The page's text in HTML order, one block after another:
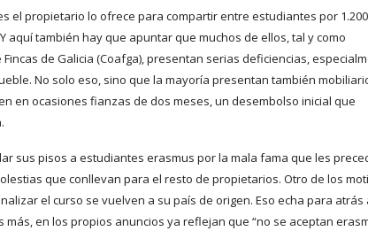
el propietario lo ofrece para compartir entre estudiantes por 1.200
aquí también hay que apuntar que muchos de ellos, tal y como
de Galicia (Coafga), presentan serias deficiencias,
No solo eso, sino que la mayoría presentan también
en ocasiones fianzas de dos meses, un desembolso inicial que
sus pisos a estudiantes erasmus por la mala fama que les
que conllevan para el resto de propietarios. Otro de los
el curso se vuelven a su país de origen. Eso echa para atrás
en los propios anuncios ya reflejan que “no se aceptan